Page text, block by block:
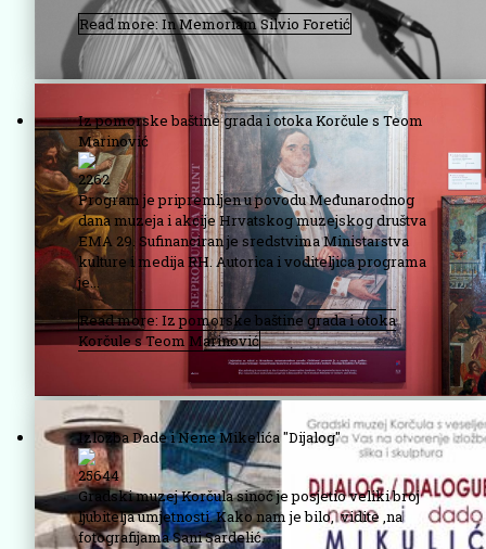
Read more: In Memoriam Silvio Foretić
Iz pomorske baštine grada i otoka Korčule s Teom
Marinović
2262
Program je pripremljen u povodu Međunarodnog
dana muzeja i akcije Hrvatskog muzejskog društva
EMA 29. Sufinanciran je sredstvima Ministarstva
kulture i medija RH. Autorica i voditeljica programa
je...
Read more: Iz pomorske baštine grada i otoka
Korčule s Teom Marinović
Izložba Dade i Nene Mikelića "Dijalog"
25644
Gradski muzej Korčula sinoć je posjetio veliki broj
ljubitelja umjetnosti. Kako nam je bilo, vidite ,na
fotografijama Sani Sardelić.